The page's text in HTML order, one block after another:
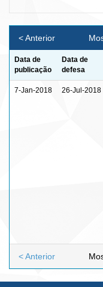
< Anterior
Data de
publicação
Data de
defesa
7-Jan-2018 26-Jul-2018
< Anterior